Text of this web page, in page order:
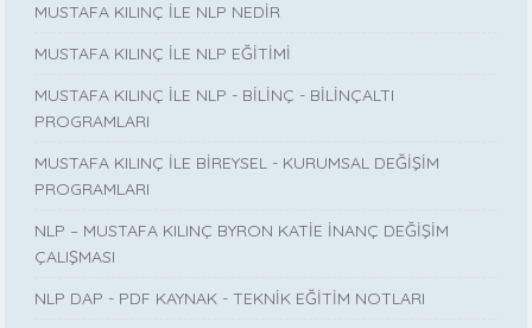
MUSTAFA KILINÇ İLE NLP NEDİR
MUSTAFA KILINÇ İLE NLP EĞİTİMİ
MUSTAFA KILINÇ İLE NLP - BİLİNÇ - BİLİNÇALTI
PROGRAMLARI
MUSTAFA KILINÇ İLE BİREYSEL - KURUMSAL DEĞİŞİM
PROGRAMLARI
NLP – MUSTAFA KILINÇ BYRON KATİE İNANÇ DEĞİŞİM
ÇALIŞMASI
NLP DAP - PDF KAYNAK - TEKNİK EĞİTİM NOTLARI